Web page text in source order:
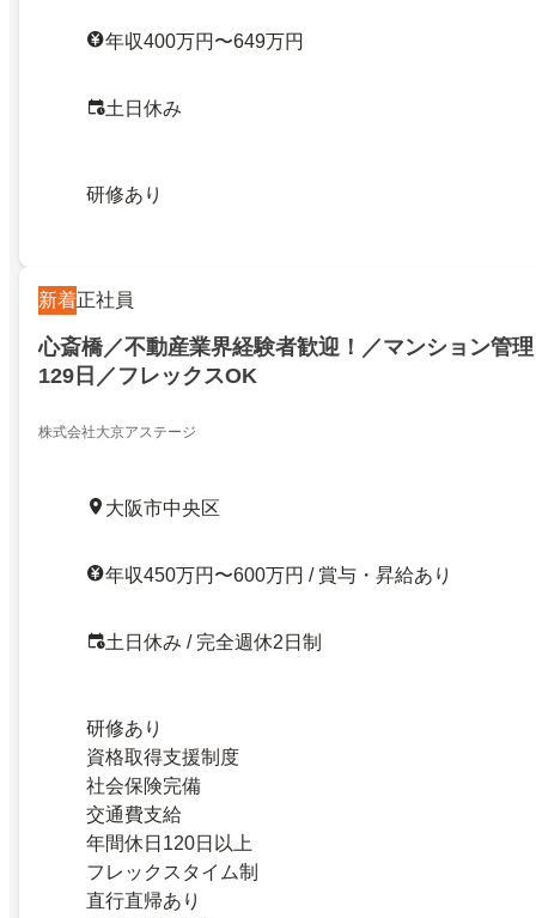
年収400万円〜649万円
土日休み
研修あり
新着正社員
心斎橋／不動産業界経験者歓迎！／マンション管
129日／フレックスOK
株式会社大京アステージ
大阪市中央区
年収450万円〜600万円 / 賞与・昇給あり
土日休み / 完全週休2日制
研修あり
資格取得支援制度
社会保険完備
交通費支給
年間休日120日以上
フレックスタイム制
直行直帰あり